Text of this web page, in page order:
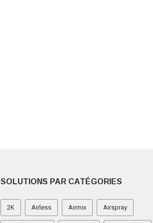
SOLUTIONS PAR CATÉGORIES
2K Airless Airmix Airspray